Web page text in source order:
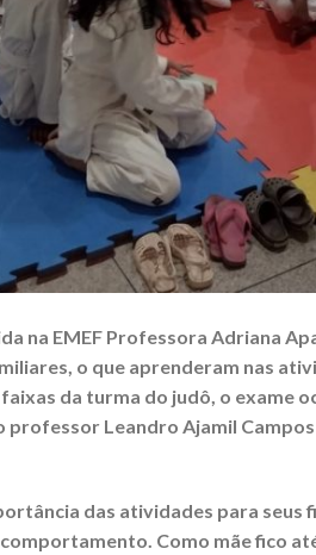
na EMEF Professora Adriana
o que aprenderam nas
da turma do judô, o exame
Leandro Ajamil
das atividades para seus
Como mãe fico